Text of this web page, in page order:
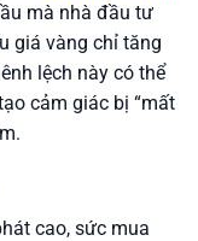
mà nhà đầu tư
giá vàng chỉ tăng
lệch này có thể
cảm giác bị “mất
cao, sức mua